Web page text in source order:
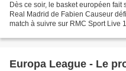
Dès ce soir, le basket européen fait
Real Madrid de Fabien Causeur
match à suivre sur RMC Sport Live
Europa League - Le